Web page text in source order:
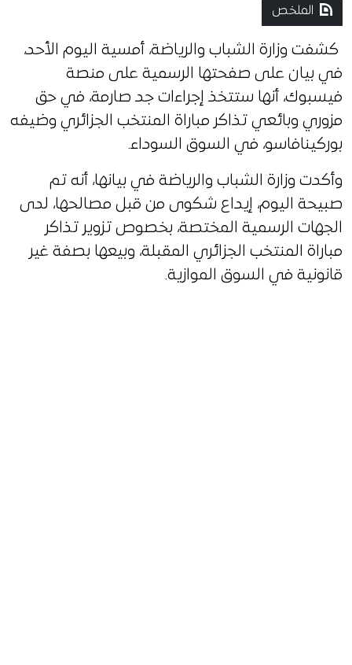
الملخص
كشفت وزارة الشباب والرياضة، أمسية اليوم الأحد،
في بيان على صفحتها الرسمية على منصة
فيسبوك، أنها ستتخذ إجراءات جد صارمة، في حق
مزوري وبائعي تذاكر مباراة المنتخب الجزائري وضيفه
بوركينافاسو، في السوق السوداء.
وأكدت وزارة الشباب والرياضة في بيانها، أنه تم
صبيحة اليوم، إيداع شكوى من قبل مصالحها، لدى
الجهات الرسمية المختصة، بخصوص تزوير تذاكر
مباراة المنتخب الجزائري المقبلة، وبيعها بصفة غير
قانونية في السوق الموازية.